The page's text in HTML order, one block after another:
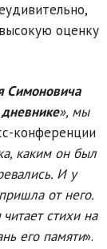
оценку
Симоновича
», мы
конференции
каким он был
И у
от него.
читает стихи на
его памяти».